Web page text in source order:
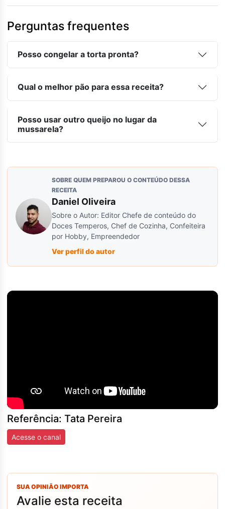
Perguntas frequentes
Posso congelar a torta pronta?
Qual o melhor pão para essa receita?
Posso usar outro queijo no lugar da
mussarela?
SOBRE QUEM PREPAROU O CONTEÚDO DESSA
RECEITA
Daniel Oliveira
Sobre o Autor: Editor Chefe de conteúdo do
Doces Temperos, Chef de Cozinha, Confeiteira
por Hobby, Empreendedor
Ver perfil do autor
Referência: Tata Pereira
Acesse o canal
SUA OPINIÃO IMPORTA
Avalie esta receita